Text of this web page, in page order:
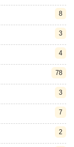
8
3
4
78
3
7
2